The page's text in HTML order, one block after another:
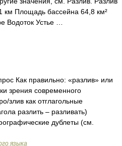
км Площадь бассейна 64,8 км²
Водоток Устье …
Как правильно: «разлив» или
зрения современного
злив как отглагольные
разлить – разливать)
дублеты (см.
языка